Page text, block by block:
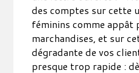
des comptes sur cette
féminins comme appât
marchandises, et sur
dégradante de vos
presque trop rapide :